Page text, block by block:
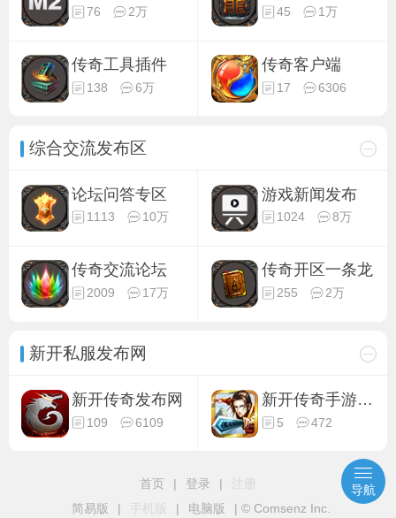
76 2万 45 1万
传奇工具插件
138 6万
传奇客户端
17 6306
综合交流发布区
论坛问答专区
1113 10万
游戏新闻发布
1024 8万
传奇交流论坛
2009 17万
传奇开区一条龙
255 2万
新开私服发布网
新开传奇发布网
109 6109
新开传奇手游发布
5 472
首页 | 登录 |
简易版
| 手机版 | 电脑版 | © Comsenz Inc.
导航